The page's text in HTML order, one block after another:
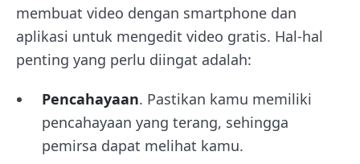
membuat video dengan smartphone dan
aplikasi untuk mengedit video gratis. Hal-hal
penting yang perlu diingat adalah:
Pencahayaan. Pastikan kamu memiliki
pencahayaan yang terang, sehingga
pemirsa dapat melihat kamu.